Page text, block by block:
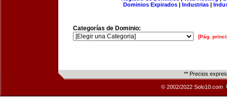
Dominios Expirados | Industrias |
Categorías de Dominio:
[Pág.
** Precios
© 2002/2022 Solo10.com